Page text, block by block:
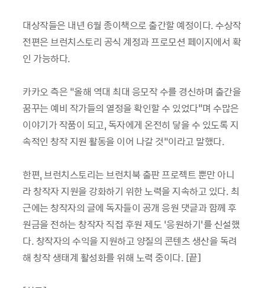
대상작들은 내년 6월 종이책으로 출간할 예정이다. 수상작
전편은 브런치스토리 공식 계정과 프로모션 페이지에서 확
인 가능하다.
카카오 측은 “올해 역대 최대 응모작 수를 경신하며 출간을
꿈꾸는 예비 작가들의 열정을 확인할 수 있었다"며 수많은
이야기가 작품이 되고, 독자에게 온전히 닿을 수 있도록 지
속적인 창작 지원 활동을 이어 나갈 것”이라고 말했다.
한편, 브런치스토리는 브런치북 출판 프로젝트 뿐만 아니
라 창작자 지원을 강화하기 위한 노력을 지속하고 있다. 최
근에는 창작자의 글에 독자들이 공개 응원 댓글과 함께 후
원금을 전하는 창작자 직접 후원 제도 ‘응원하기’를 신설했
다. 창작자의 수익을 지원하고 양질의 콘텐츠 생산을 독려
해 창작 생태계 활성화를 위해 노력 중이다. [끝]